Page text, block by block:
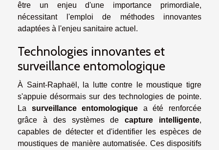
être un enjeu d'une importance primordiale,
nécessitant l'emploi de méthodes innovantes
adaptées à l'enjeu sanitaire actuel.
Technologies innovantes et
surveillance entomologique
À Saint-Raphaël, la lutte contre le moustique tigre
s'appuie désormais sur des technologies de pointe.
La surveillance entomologique a été renforcée
grâce à des systèmes decapture intelligente,
capables de détecter et d'identifier les espèces de
moustiques de manière automatisée. Ces dispositifs